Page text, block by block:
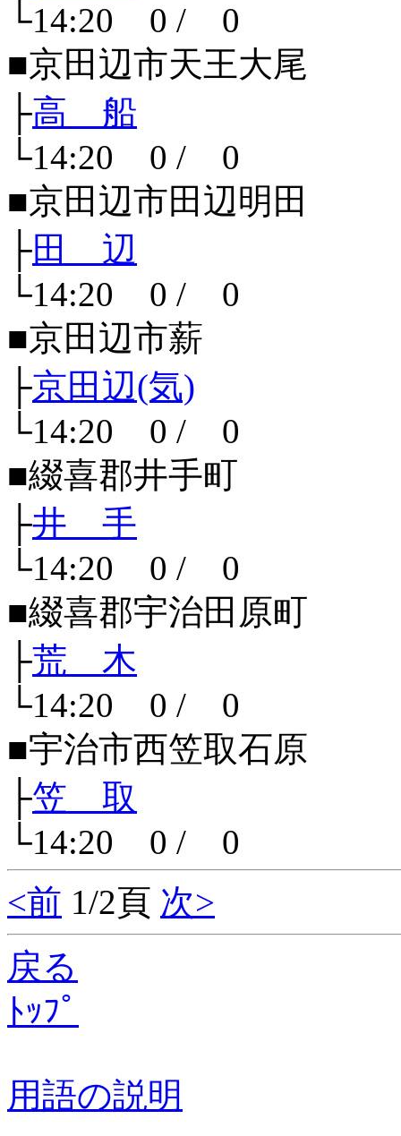
└14:20 0 / 0
■京田辺市天王大尾
├高 船
└14:20 0 / 0
■京田辺市田辺明田
├田 辺
└14:20 0 / 0
■京田辺市薪
├京田辺(気)
└14:20 0 / 0
■綴喜郡井手町
├井 手
└14:20 0 / 0
■綴喜郡宇治田原町
├荒 木
└14:20 0 / 0
■宇治市西笠取石原
├笠 取
└14:20 0 / 0
<前 1/2頁 次>
戻る
ﾄｯﾌﾟ
用語の説明